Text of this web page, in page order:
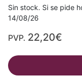
Sin stock. Si se pide
14/08/26
PVP. 22,20€